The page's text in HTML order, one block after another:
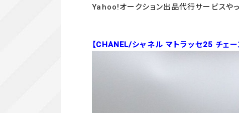
Yahoo!オークション出品代行サービスや
【CHANEL/シャネル マトラッセ25 チェー